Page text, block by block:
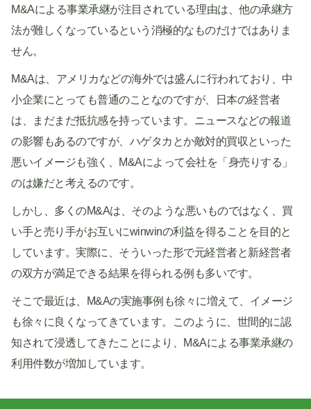
M&Aによる事業承継が注目されている理由は、他の承継方
法が難しくなっているという消極的なものだけではありま
せん。
M&Aは、アメリカなどの海外では盛んに行われており、中
小企業にとっても普通のことなのですが、日本の経営者
は、まだまだ抵抗感を持っています。ニュースなどの報道
の影響もあるのですが、ハゲタカとか敵対的買収といった
悪いイメージも強く、M&Aによって会社を「身売りする」
のは嫌だと考えるのです。
しかし、多くのM&Aは、そのような悪いものではなく、買
い手と売り手がお互いにwinwinの利益を得ることを目的と
しています。実際に、そういった形で元経営者と新経営者
の双方が満足できる結果を得られる例も多いです。
そこで最近は、M&Aの実施事例も徐々に増えて、イメージ
も徐々に良くなってきています。このように、世間的に認
知されて浸透してきたことにより、M&Aによる事業承継の
利用件数が増加しています。